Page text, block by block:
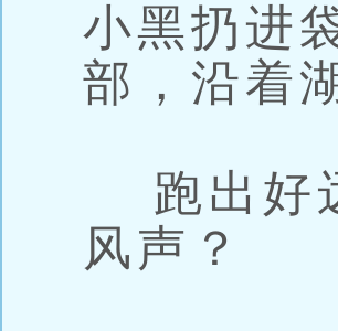
小黑扔进
部，沿着
跑出好
风声？